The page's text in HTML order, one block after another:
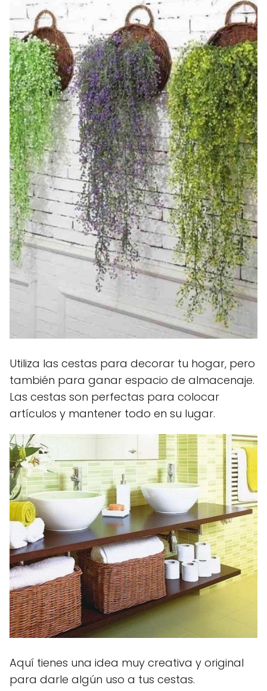
Utiliza las cestas para decorar tu hogar, pero
también para ganar espacio de almacenaje.
Las cestas son perfectas para colocar
artículos y mantener todo en su lugar.
Aquí tienes una idea muy creativa y original
para darle algún uso a tus cestas.